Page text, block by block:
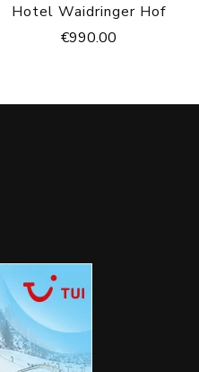
Hotel Waidringer Hof
€990.00